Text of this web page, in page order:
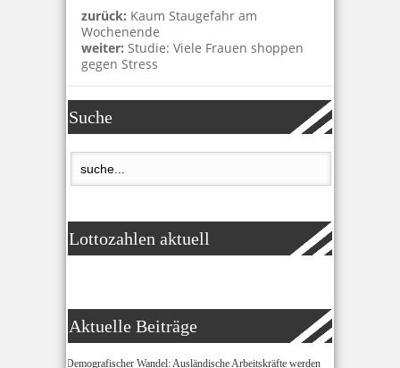
zurück: Kaum Staugefahr am
Wochenende
weiter: Studie: Viele Frauen shoppen
gegen Stress
Suche
Lottozahlen aktuell
Aktuelle Beiträge
Demografischer Wandel: Ausländische Arbeitskräfte werden